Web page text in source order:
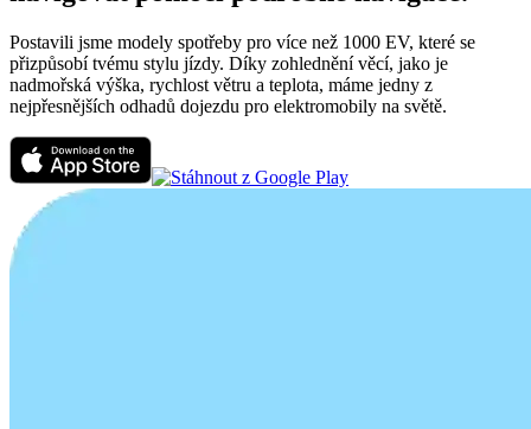
Postavili jsme modely spotřeby pro více než 1000 EV, které se
přizpůsobí tvému stylu jízdy. Díky zohlednění věcí, jako je
nadmořská výška, rychlost větru a teplota, máme jedny z
nejpřesnějších odhadů dojezdu pro elektromobily na světě.